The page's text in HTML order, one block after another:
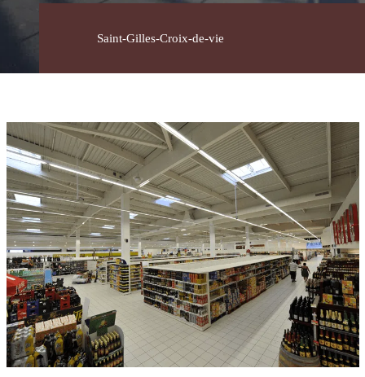
Savoir-
Pose
Contact
Saint-Gilles-Croix-de-vie